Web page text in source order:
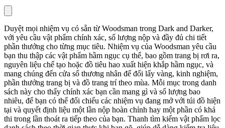
Duyệt mọi nhiệm vụ có sẵn từ Woodsman trong Dark and Darker,
với yêu cầu vật phẩm chính xác, số lượng nộp và đầy đủ chi tiết
phần thưởng cho từng mục tiêu. Nhiệm vụ của Woodsman yêu cầu
bạn thu thập các vật phẩm hầm ngục cụ thể, bao gồm trang bị rơi ra,
nguyên liệu chế tạo hoặc đồ tiêu hao xuất hiện khắp hầm ngục, và
mang chúng đến cửa sổ thương nhân để đổi lấy vàng, kinh nghiệm,
phần thưởng trang bị và đồ trang trí theo mùa. Mỗi mục trong danh
sách này cho thấy chính xác bạn cần mang gì và số lượng bao
nhiêu, để bạn có thể đối chiếu các nhiệm vụ đang mở với túi đồ hiện
tại và quyết định liệu một lần nộp hoàn chỉnh hay một phần có khả
thi trong lần thoát ra tiếp theo của bạn. Thanh tìm kiếm vật phẩm lọc